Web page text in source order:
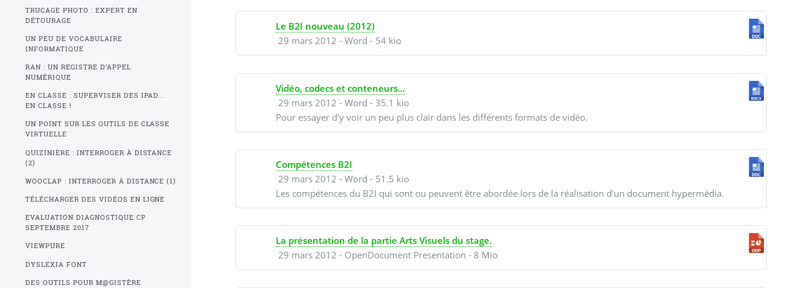
Le B2I nouveau (2012)
29 mars 2012 -Word - 54 kio
Vidéo, codecs et conteneurs...
29 mars 2012 -Word -35.1 kio
Pour essayer d’y voir un peu plus clair dans les différents formats de vidéo.
Compétences B2I
29 mars 2012 -Word - 51.5 kio
Les compétences du B2I qui sont ou peuvent être abordée lors de la réalisation d’un document hypermédia.
La présentation de la partie Arts Visuels du stage.
29 mars 2012 - OpenDocument Presentation - 8 Mio
TRUCAGE PHOTO : EXPERT EN
DÉTOURAGE
UN PEU DE VOCABULAIRE
INFORMATIQUE
RAN : UN REGISTRE D’APPEL
NUMÉRIQUE
EN CLASSE : SUPERVISER DES IPAD...
EN CLASSE !
UN POINT SUR LES OUTILS DE CLASSE
VIRTUELLE
QUIZINIÈRE : INTERROGER À DISTANCE
(2)
WOOCLAP : INTERROGER À DISTANCE (1)
TÉLÉCHARGER DES VIDÉOS EN LIGNE
EVALUATION DIAGNOSTIQUE CP
SEPTEMBRE 2017
VIEWPURE
DYSLEXIA FONT
DES OUTILS POUR M@GISTÈRE